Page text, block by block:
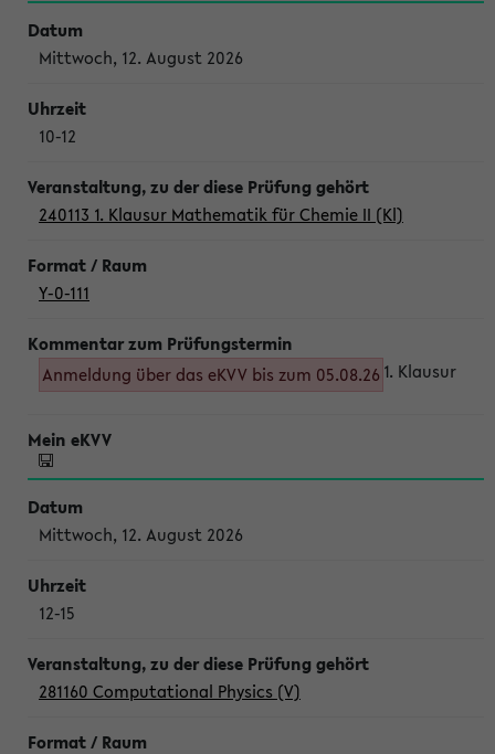
Mittwoch, 12. August 2026
10-12
240113 1. Klausur Mathematik für Chemie II (Kl)
Y-0-111
Anmeldung über das eKVV bis zum 05.08.26 1. Klausur
Mittwoch, 12. August 2026
12-15
281160 Computational Physics (V)